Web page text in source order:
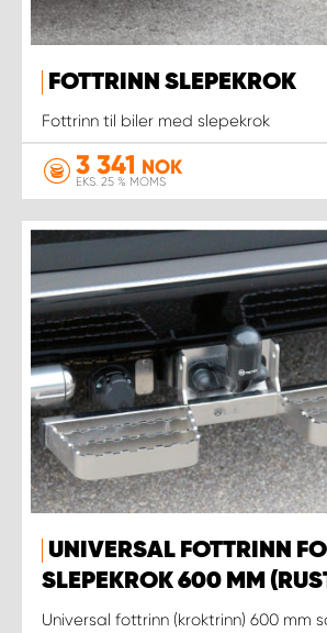
FOTTRINN SLEPEKROK
Fottrinn til biler med slepekrok
3 341 NOK
EKS. 25 % MOMS
UNIVERSAL FOTTRINN
SLEPEKROK 600 MM
Universal fottrinn (kroktrinn) 600 mm